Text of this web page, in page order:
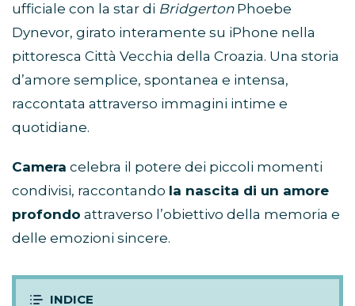
ufficiale con la star di BridgertonPhoebe
Dynevor, girato interamente su iPhone nella
pittoresca Città Vecchia della Croazia. Una storia
d’amore semplice, spontanea e intensa,
raccontata attraverso immagini intime e
quotidiane.
Camera celebra il potere dei piccoli momenti
condivisi, raccontando la nascita di un amore
profondo attraverso l’obiettivo della memoria e
delle emozioni sincere.